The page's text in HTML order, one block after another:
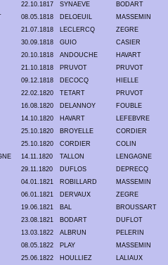
22.10.1817 SYNAEVE
BODART
08.05.1818 DELOEUIL
MASSEMIN
21.07.1818 LECLERCQ
ZEGRE
30.09.1818 GUIO
CASIER
20.10.1818 ANDOUCHE
HAVART
21.10.1818 PRUVOT
PRUVOT
09.12.1818 DECOCQ
HIELLE
22.02.1820 TETART
PRUVOT
16.08.1820 DELANNOY
FOUBLE
14.10.1820 HAVART
LEFEBVRE
25.10.1820 BROYELLE
CORDIER
25.10.1820 CORDIER
COLIN
14.11.1820 TALLON
LENGAGNE
29.11.1820 DUFLOS
DEPRECQ
04.01.1821 ROBILLARD
MASSEMIN
06.01.1821 DERVAUX
ZEGRE
19.06.1821 BAL
BROUSSART
23.08.1821 BODART
DUFLOT
13.03.1822 ALBRUN
PELERIN
08.05.1822 PLAY
MASSEMIN
25.06.1822 HOULLIEZ
LALIAUX